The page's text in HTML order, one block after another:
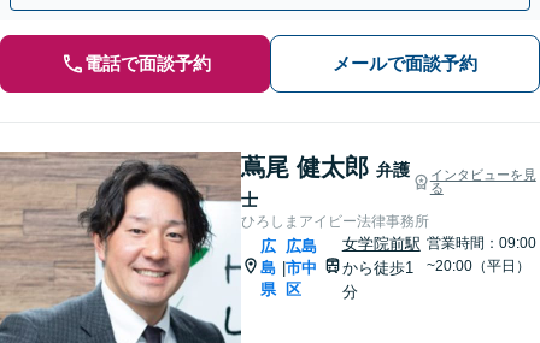
電話で面談予約 メールで面談予約
蔦尾 健太郎 弁護
士
インタビューを見
る
ひろしまアイビー法律事務所
広
島
県
|
広島
市中
区
女学院前駅
から徒歩1
分
営業時間：09:00
~20:00（平日）